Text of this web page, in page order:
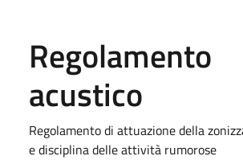
Regolamento
acustico
Regolamento di attuazione della
e disciplina delle attività rumorose